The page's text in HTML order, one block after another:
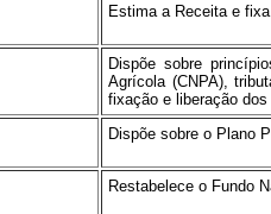
Estima a Receita e
Dispõe sobre
Agrícola (CNPA),
fixação e liberação
Dispõe sobre o Plano
Restabelece o Fundo